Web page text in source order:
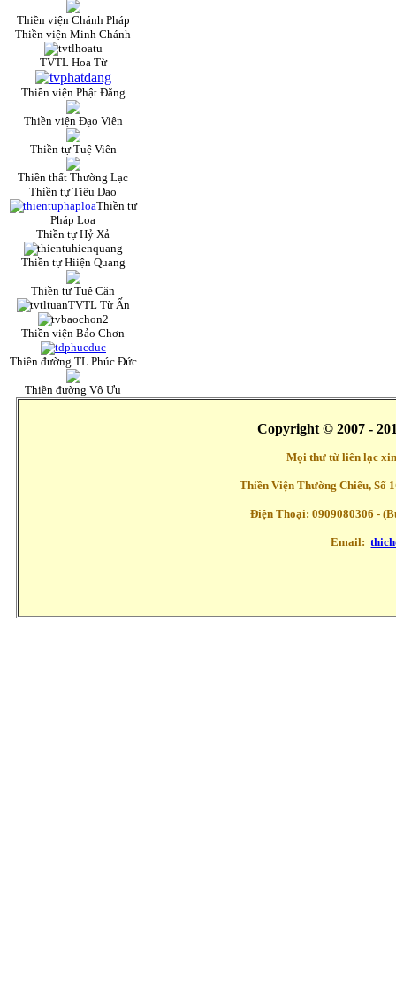
Thiền viện Chánh Pháp
Thiền viện Minh Chánh
TVTL Hoa Từ
Thiền viện Phật Đăng
Thiền viện Đạo Viên
Thiền tự Tuệ Viên
Thiền thất Thường Lạc
Thiền tự Tiêu Dao
Thiền tự
Pháp Loa
Thiền tự Hỷ Xả
Thiền tự Hiiện Quang
Thiền tự Tuệ Căn
TVTL Từ Ấn
Thiền viện Bảo Chơn
Thiền đường TL Phúc Đức
Thiền đường Vô Ưu
Copyright © 2007 -
Mọi thư từ liên lạc
Thiền Viện Thường Chiếu, Số
Điện Thoại: 0909080306 -
Email: